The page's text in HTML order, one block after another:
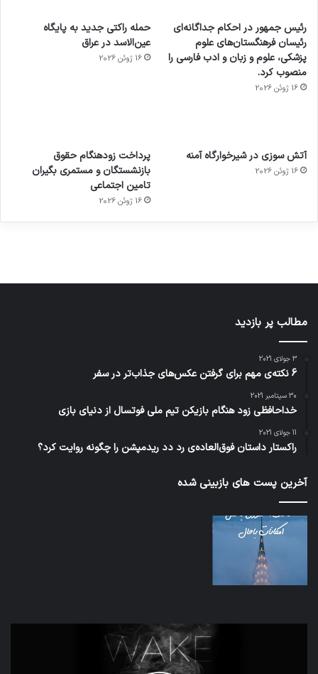
رئیس جمهور در احکام جداگانه‌ای
رئیسان فرهنگستان‌های علوم
پزشکی، علوم و زبان و ادب فارسی را
منصوب کرد.
16 ژوئن 2026
حمله راکتی جدید به پایگاه
عین‌الاسد در عراق
16 ژوئن 2026
آتش سوزی در شیرخوارگاه آمنه
16 ژوئن 2026
پرداخت زودهنگام حقوق
بازنشستگان و مستمری بگیران
تامین اجتماعی
16 ژوئن 2026
برای
کشف
توسط
مجازی
…
ساعت
هوشمند
با طعم
توسط
ژاکت
در
های
2023
توسط
مطالب پر بازدید
3 جولای 2021
6 نکته‌ی مهم برای گرفتن عکس‌های جذاب‌تر در سفر
30 سپتامبر 2021
خداحافظی زود هنگام بازیکن تیم ملی فوتسال از دنیای بازی
11 جولای 2021
راکستار داستان فوق‌العاده‌ی رد دد ریدمپشن را چگونه روایت کرد؟
آخرین پست های بازبینی شده